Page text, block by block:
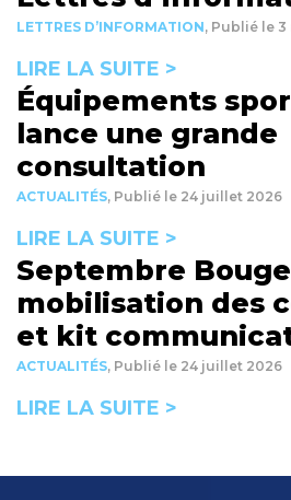
LETTRES D’INFORMATION, Publié le 3
LIRE LA SUITE >
Équipements
lance une grande
consultation
ACTUALITÉS, Publié le 24 juillet 2026
LIRE LA SUITE >
Septembre
mobilisation des
et kit
ACTUALITÉS, Publié le 24 juillet 2026
LIRE LA SUITE >